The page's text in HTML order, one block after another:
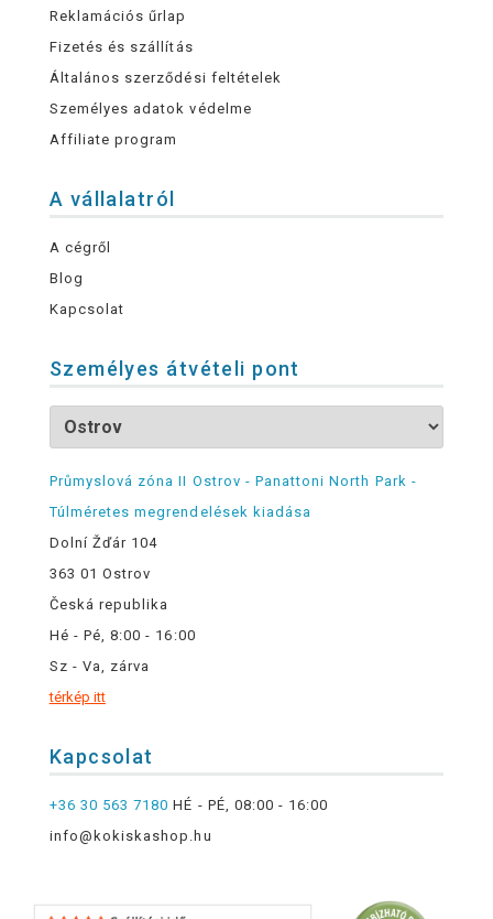
Reklamációs űrlap
Fizetés és szállítás
Általános szerződési feltételek
Személyes adatok védelme
Affiliate program
A vállalatról
A cégről
Blog
Kapcsolat
Személyes átvételi pont
Průmyslová zóna II Ostrov - Panattoni North Park -
Túlméretes megrendelések kiadása
Dolní Žďár 104
363 01 Ostrov
Česká republika
Hé - Pé, 8:00 - 16:00
Sz - Va, zárva
térkép itt
Kapcsolat
+36 30 563 7180 HÉ - PÉ, 08:00 - 16:00
info@kokiskashop.hu